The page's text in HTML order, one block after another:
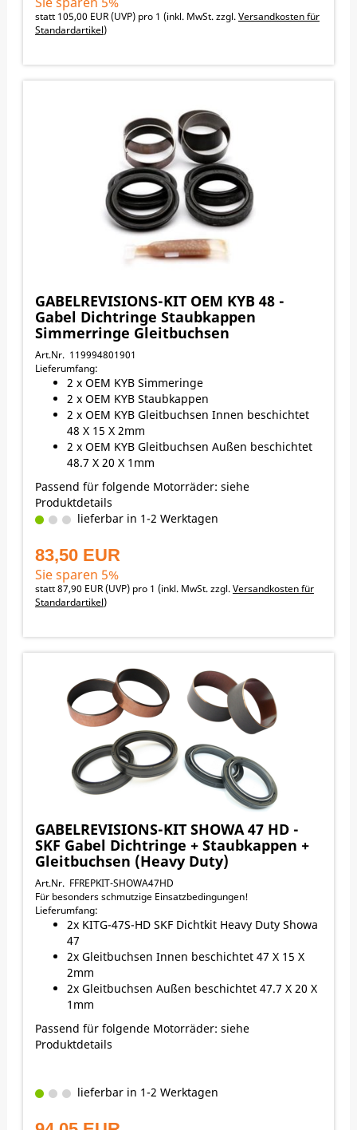
statt 105,00 EUR(UVP) pro 1 (inkl. MwSt. zzgl.Versandkosten für
Standardartikel)
GABELREVISIONS-KIT OEM KYB 48 -
Gabel Dichtringe Staubkappen
Simmerringe Gleitbuchsen
Art.Nr. 119994801901
Lieferumfang:
2 x OEM KYB Simmeringe
2 x OEM KYB Staubkappen
2 x OEM KYB Gleitbuchsen Innen beschichtet
48 X 15 X 2mm
2 x OEM KYB Gleitbuchsen Außen beschichtet
48.7 X 20 X 1mm
Passend für folgende Motorräder: siehe
Produktdetails
lieferbar in 1-2 Werktagen
83,50 EUR
Sie sparen 5%
statt87,90 EUR(UVP) pro 1 (inkl. MwSt. zzgl.Versandkosten für
Standardartikel)
GABELREVISIONS-KIT SHOWA 47 HD -
SKF Gabel Dichtringe + Staubkappen +
Gleitbuchsen (Heavy Duty)
Art.Nr. FFREPKIT-SHOWA47HD
Für besonders schmutzige Einsatzbedingungen!
Lieferumfang:
2x KITG-47S-HD SKF Dichtkit Heavy Duty Showa
47
2x Gleitbuchsen Innen beschichtet 47 X 15 X
2mm
2x Gleitbuchsen Außen beschichtet 47.7 X 20 X
1mm
Passend für folgende Motorräder: siehe
Produktdetails
lieferbar in 1-2 Werktagen